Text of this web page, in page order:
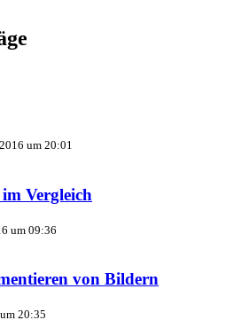
um 20:01
Vergleich
um 09:36
von Bildern
20:35